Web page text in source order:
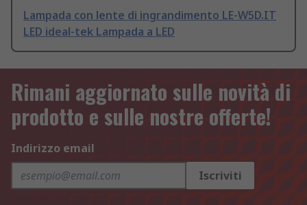
Lampada con lente di ingrandimento LE-W5D.IT
LED ideal-tek Lampada a LED
Rimani aggiornato sulle novità di
prodotto e sulle nostre offerte!
Indirizzo email
Iscriviti